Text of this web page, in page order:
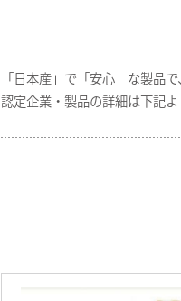
「日本産」で「安心」な製品
認定企業・製品の詳細は下記